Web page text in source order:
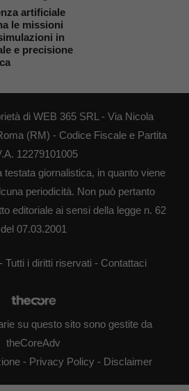
artificiale
le missioni
in
e precisione
di WEB 365 SRL - Via Nicola
(RM) - Codice Fiscale e Partita
12279101005
testata giornalistica, in quanto viene
periodicità. Non può pertanto
editoriale ai sensi della legge n. 62
del 07.03.2001
Tutti i diritti riservati - Contattaci
su questo sito sono gestite da
theCoreAdv
- Privacy Policy - Disclaimer